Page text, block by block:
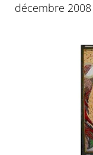
décembre 2008